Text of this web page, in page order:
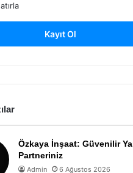
Kayıt Ol
Özkaya İnşaat: Güvenilir
Partneriniz
Admin 6 Ağustos 2026